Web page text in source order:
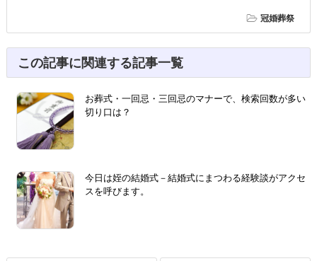
冠婚葬祭
この記事に関連する記事一覧
お葬式・一回忌・三回忌のマナーで、検索回数が多い
切り口は？
今日は姪の結婚式－結婚式にまつわる経験談がアクセ
スを呼びます。